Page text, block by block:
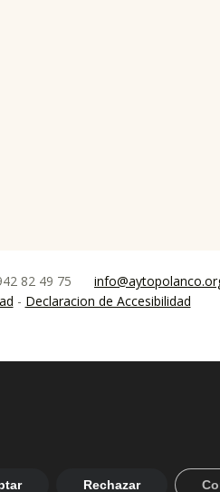
82 49 75
- Declaracion de Accesibilidad
Rechazar